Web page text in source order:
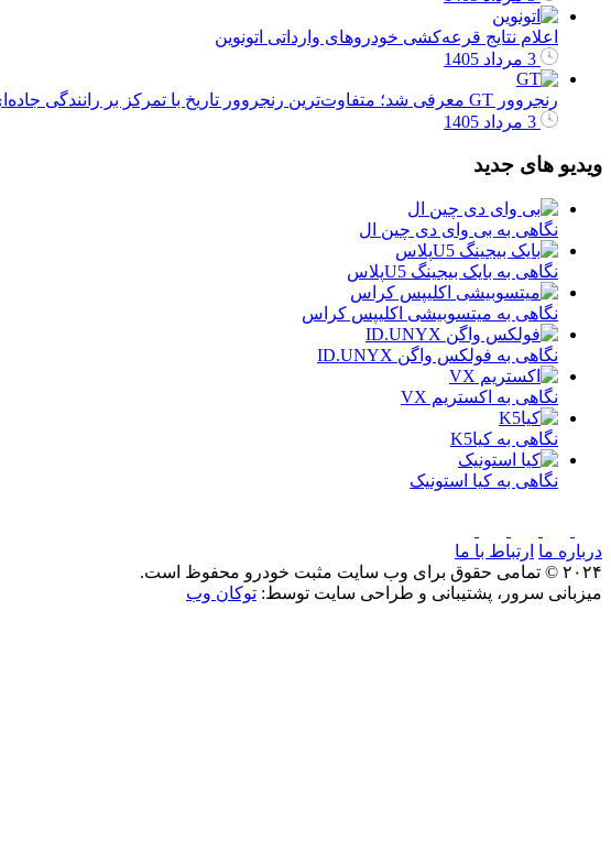
اعلام نتایج قرعه‌کشی خودروهای وارداتی اتونوین
رنجروور GT معرفی شد؛ متفاوت‌ترین رنجروور تاریخ با تمرکز بر رانندگی جاده‌ای
ویدیو های جدید
نگاهی به بی وای دی چین ال
نگاهی به بایک بیجینگ U5پلاس
نگاهی به میتسوبیشی اکلیپس کراس
نگاهی به فولکس واگن ID.UNYX
نگاهی به اکستریم VX
نگاهی به کیاK5
نگاهی به کیا استونیک
درباره ما ارتباط با ما
۲۰۲۴ © تمامی حقوق برای وب سایت مثبت خودرو محفوظ است.
میزبانی سرور، پشتیبانی و طراحی سایت توسط: توکان وب